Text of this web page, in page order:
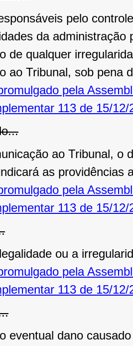
pelo
da
de qualquer
ao Tribunal, sob pena
pela
113 de 15/12/
ao Tribunal, o
as providências
pela
113 de 15/12/
ou a
pela
113 de 15/12/
eventual dano